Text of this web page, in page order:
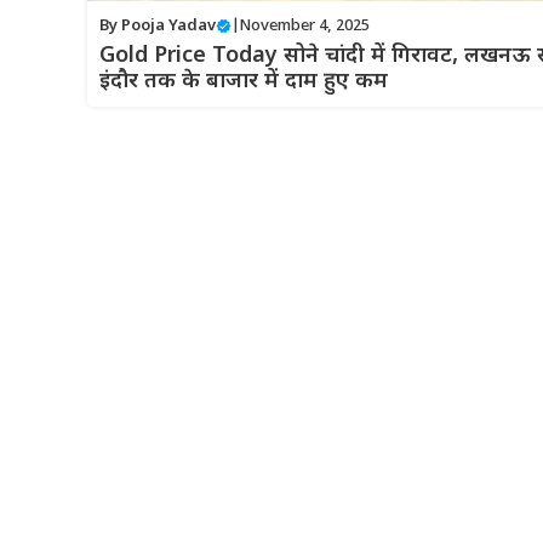
By Pooja Yadav November 4, 2025
Gold Price Today सोने चांदी में गिरावट, लखनऊ
इंदौर तक के बाजार में दाम हुए कम